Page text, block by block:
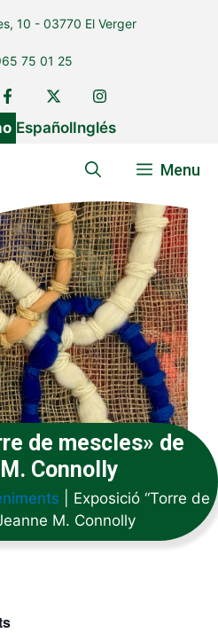
10 - 03770 El Verger
75 01 25
EspañolInglés
Menu
de mescles» de
Connolly
Exposició “Torre de
M. Connolly